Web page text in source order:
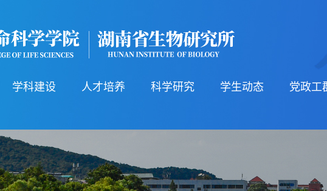
学科建设 人才培养 科学研究 学生动态 党政工